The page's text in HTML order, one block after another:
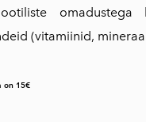
omadustega
(vitamiinid,
on 15€